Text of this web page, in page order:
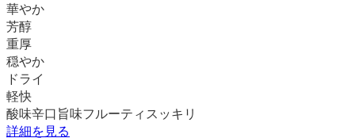
華やか
芳醇
重厚
穏やか
ドライ
軽快
酸味辛口 旨味フルーティ スッキリ
詳細を見る